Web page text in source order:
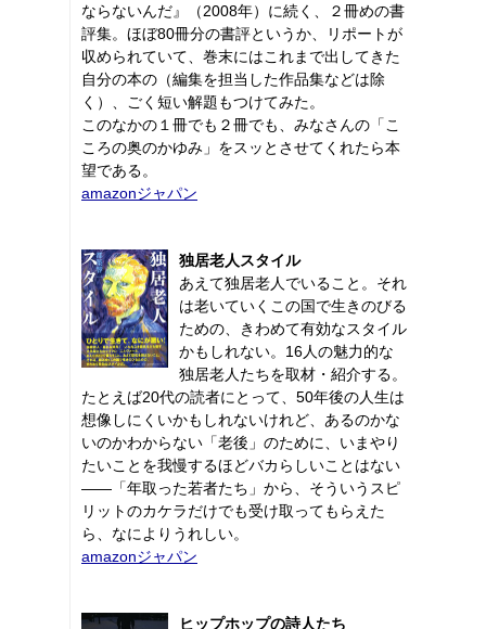
ならないんだ』（2008年）に続く、２冊めの書
評集。ほぼ80冊分の書評というか、リポートが
収められていて、巻末にはこれまで出してきた
自分の本の（編集を担当した作品集などは除
く）、ごく短い解題もつけてみた。
このなかの１冊でも２冊でも、みなさんの「こ
ころの奥のかゆみ」をスッとさせてくれたら本
望である。
amazonジャパン
独居老人スタイル
あえて独居老人でいること。それ
は老いていくこの国で生きのびる
ための、きわめて有効なスタイル
かもしれない。16人の魅力的な
独居老人たちを取材・紹介する。
たとえば20代の読者にとって、50年後の人生は
想像しにくいかもしれないけれど、あるのかな
いのかわからない「老後」のために、いまやり
たいことを我慢するほどバカらしいことはない
――「年取った若者たち」から、そういうスピ
リットのカケラだけでも受け取ってもらえた
ら、なによりうれしい。
amazonジャパン
ヒップホップの詩人たち